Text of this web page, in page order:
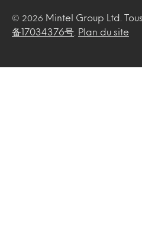
© 2026 Mintel Group Ltd.
备17034376号
Plan du site